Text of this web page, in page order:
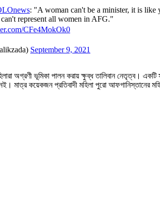
: "A woman can't be a minister, it is like
represent all women in AFG."
CFe4MokOk0
September 9, 2021
অগ্রণী ভূমিকা পালন করায় ক্ষুব্ধ তালিবান নেতৃত্ব।
মাত্র কয়েকজন প্রতিবাদী মহিলা পুরো আফগানিস্তানের